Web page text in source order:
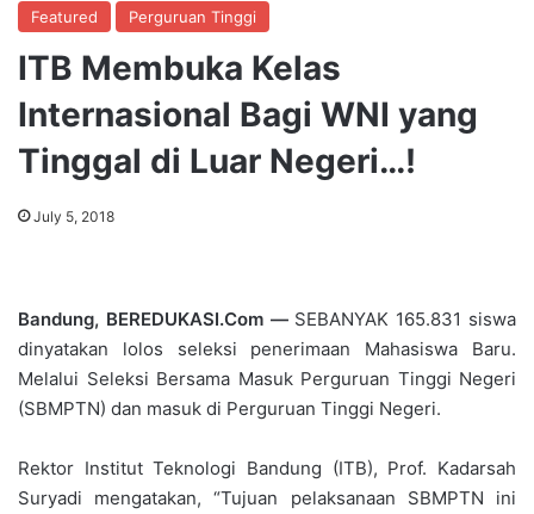
Featured Perguruan Tinggi
ITB Membuka Kelas
Internasional Bagi WNI yang
Tinggal di Luar Negeri…!
July 5, 2018
Bandung, BEREDUKASI.Com —SEBANYAK 165.831 siswa
dinyatakan lolos seleksi penerimaan Mahasiswa Baru.
Melalui Seleksi Bersama Masuk Perguruan Tinggi Negeri
(SBMPTN) dan masuk di Perguruan Tinggi Negeri.
Rektor Institut Teknologi Bandung (ITB), Prof. Kadarsah
Suryadi mengatakan, “Tujuan pelaksanaan SBMPTN ini